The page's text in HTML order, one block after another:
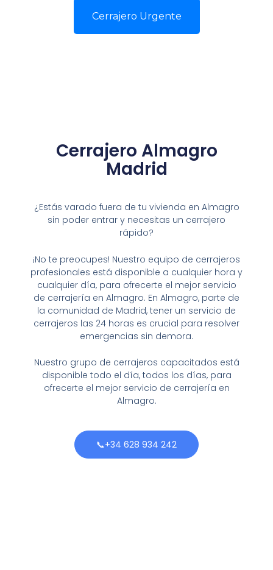
Cerrajero Urgente
Cerrajero Almagro
Madrid
¿Estás varado fuera de tu vivienda en Almagro
sin poder entrar y necesitas un cerrajero
rápido?
¡No te preocupes! Nuestro equipo de cerrajeros
profesionales está disponible a cualquier hora y
cualquier día, para ofrecerte el mejor servicio
de cerrajería en Almagro. En Almagro, parte de
la comunidad de Madrid, tener un servicio de
cerrajeros las 24 horas es crucial para resolver
emergencias sin demora.
Nuestro grupo de cerrajeros capacitados está
disponible todo el día, todos los días, para
ofrecerte el mejor servicio de cerrajería en
Almagro.
📞+34 628 934 242